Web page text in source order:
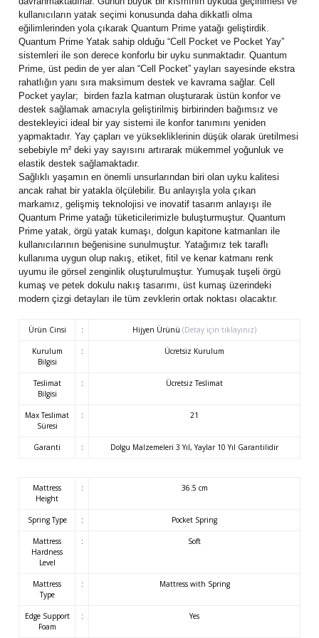
kullanıcıların yatak seçimi konusunda daha dikkatli olma
eğilimlerinden yola çıkarak Quantum Prime yatağı geliştirdik.
Quantum Prime Yatak sahip olduğu “Cell Pocket ve Pocket Yay”
sistemleri ile son derece konforlu bir uyku sunmaktadır. Quantum
Prime, üst pedin de yer alan “Cell Pocket” yayları sayesinde ekstra
rahatlığın yanı sıra maksimum destek ve kavrama sağlar. Cell
Pocket yaylar; birden fazla katman oluşturarak üstün konfor ve
destek sağlamak amacıyla geliştirilmiş birbirinden bağımsız ve
destekleyici ideal bir yay sistemi ile konfor tanımını yeniden
yapmaktadır. Yay çapları ve yüksekliklerinin düşük olarak üretilmesi
sebebiyle m² deki yay sayısını artırarak mükemmel yoğunluk ve
elastik destek sağlamaktadır.
Sağlıklı yaşamın en önemli unsurlarından biri olan uyku kalitesi
ancak rahat bir yatakla ölçülebilir. Bu anlayışla yola çıkan
markamız, gelişmiş teknolojisi ve inovatif tasarım anlayışı ile
Quantum Prime yatağı tüketicilerimizle buluşturmuştur. Quantum
Prime yatak, örgü yatak kumaşı, dolgun kapitone katmanları ile
kullanıcılarının beğenisine sunulmuştur. Yatağımız tek taraflı
kullanıma uygun olup nakış, etiket, fitil ve kenar katmanı renk
uyumu ile görsel zenginlik oluşturulmuştur. Yumuşak tuşeli örgü
kumaş ve petek dokulu nakış tasarımı, üst kumaş üzerindeki
modern çizgi detayları ile tüm zevklerin ortak noktası olacaktır.
Ürün Cinsi : Hijyen Ürünü (Detay için tıklayınız)
Kurulum
Bilgisi
: Ücretsiz Kurulum
Teslimat
Bilgisi
: Ücretsiz Teslimat
Max Teslimat
Süresi
: 21
Garanti : Dolgu Malzemeleri 3 Yıl, Yaylar 10 Yıl Garantilidir
Mattress
Height
: 36.5 cm
Spring Type : Pocket Spring
Mattress
Hardness
Level
: Soft
Mattress
Type
: Mattress with Spring
Edge Support
Foam
: Yes